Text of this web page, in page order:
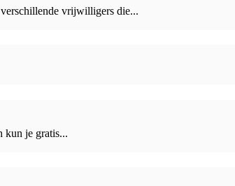
vrijwilligers die...
kun je gratis...